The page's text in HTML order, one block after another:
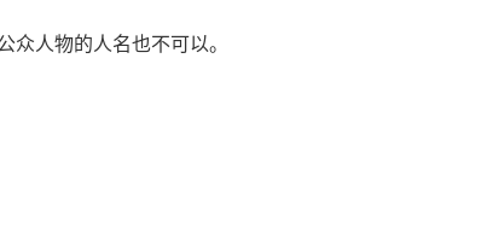
人物的人名也不可以。